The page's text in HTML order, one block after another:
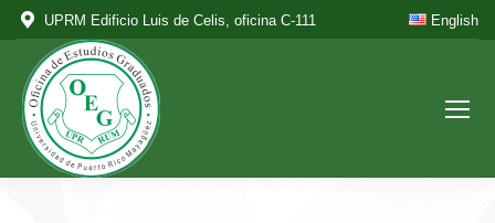
UPRM Edificio Luis de Celis, oficina C-111 English